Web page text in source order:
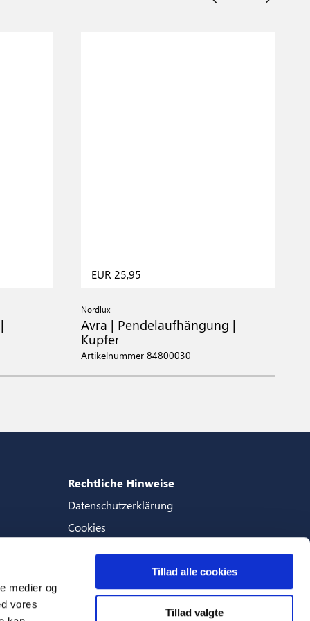
medier og
vores
Tillad alle cookies
Tillad valgte
EUR 25,95
Nordlux
Avra | Pendelaufhängung |
Kupfer
Artikelnummer 84800030
Rechtliche Hinweise
Datenschutzerklärung
Cookies